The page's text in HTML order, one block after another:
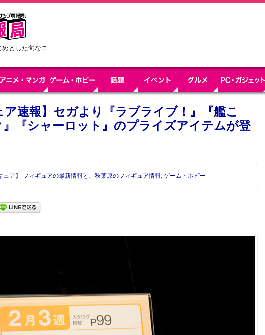
とした旬なニ
ア速報】セガより『ラブライブ！』『艦こ
『シャーロット』のプライズアイテムが登
ュア】 フィギュアの最新情報と、秋葉原のフィギュア情報, ゲーム・ホビー